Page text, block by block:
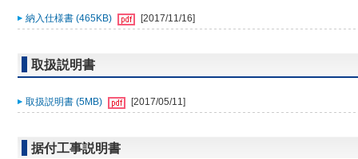
納入仕様書 (465KB) [2017/11/16]
取扱説明書
取扱説明書 (5MB) [2017/05/11]
据付工事説明書